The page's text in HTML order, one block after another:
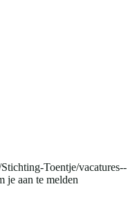
Toentje/vacatures--
je aan te melden